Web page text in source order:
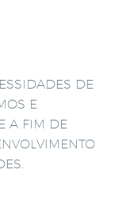
DE
E
A FIM DE